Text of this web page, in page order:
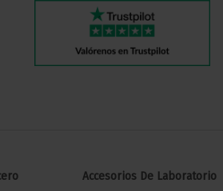
Accesorios De Laboratorio